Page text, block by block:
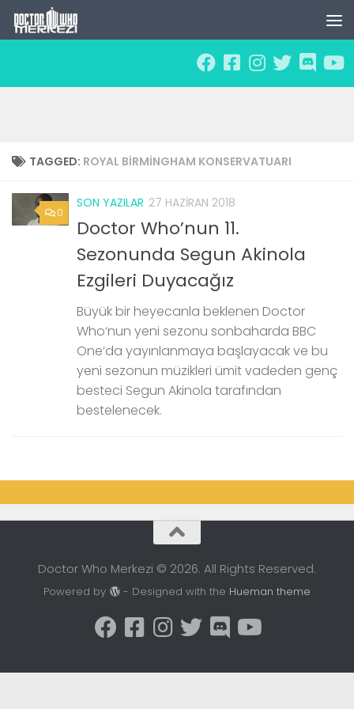
Skip to content
TAGGED: ROYAL BIRMINGHAM KONSERVATUARI
0
SON YAZILAR 27 HAZIRAN 2018
Doctor Who’nun 11.
Sezonunda Segun Akinola
Ezgileri Duyacağız
Büyük bir heyecanla beklenen Doctor
Who‘nun yeni sezonu sonbaharda BBC
One‘da yayınlanmaya başlayacak ve bu
yeni sezonun müzikleri ümit vadeden genç
besteci Segun Akinola tarafından
bestelenecek.
Doctor Who Merkezi © 2026. All Rights Reserved.
Powered by - Designed with the Hueman theme